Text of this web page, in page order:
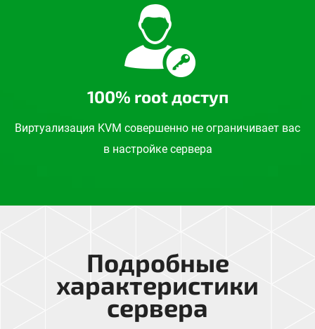
100% root доступ
Виртуализация KVM совершенно не ограничивает вас
в настройке сервера
Подробные
характеристики
сервера